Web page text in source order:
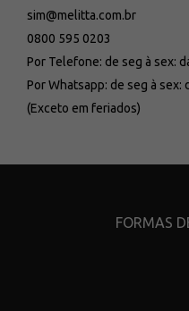
sim@melitta.com.br
0800 595 0203
Por Telefone: de seg à sex:
Por Whatsapp: de seg à sex:
(Exceto em feriados)
FORMAS